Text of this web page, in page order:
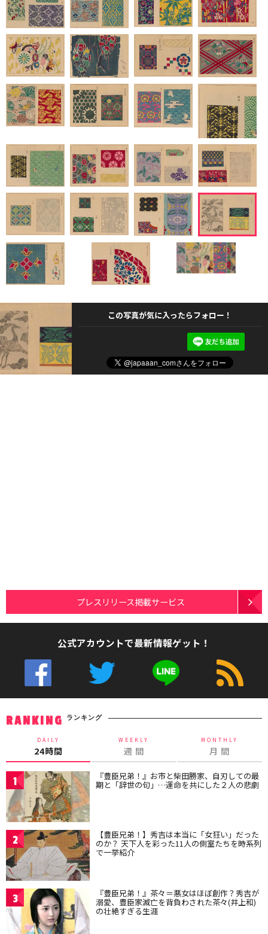
この写真が気に入ったらフォロー！
プレスリリース掲載サービス
公式アカウントで最新情報ゲット！
RANKING ランキング
DAILY
24時間
WEEKLY
週 間
MONTHLY
月 間
1 『豊臣兄弟！』お市と柴田勝家、自刃しての最
期と「辞世の句」…運命を共にした２人の悲劇
2 【豊臣兄弟！】秀吉は本当に「女狂い」だった
のか？ 天下人を彩った11人の側室たちを時系列
で一挙紹介
3 『豊臣兄弟！』茶々＝悪女はほぼ創作？秀吉が
溺愛、豊臣家滅亡を背負わされた茶々(井上和)
の壮絶すぎる生涯